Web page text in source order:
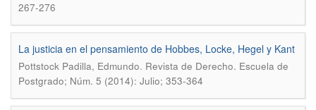
267-276
La justicia en el pensamiento de Hobbes, Locke, Hegel y Kant
Pottstock Padilla, Edmundo. Revista de Derecho. Escuela de
Postgrado; Núm. 5 (2014): Julio; 353-364